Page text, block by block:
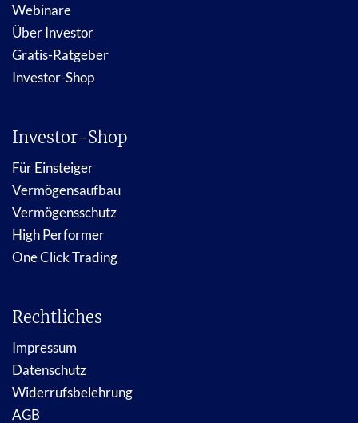
Webinare
Über Investor
Gratis-Ratgeber
Investor-Shop
Investor-Shop
Für Einsteiger
Vermögensaufbau
Vermögensschutz
High Performer
One Click Trading
Rechtliches
Impressum
Datenschutz
Widerrufsbelehrung
AGB